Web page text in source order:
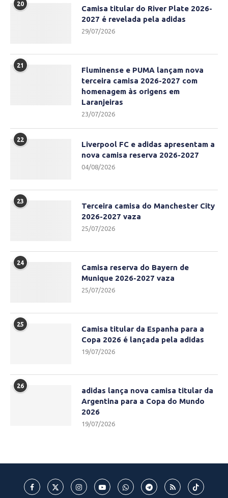
20
Camisa titular do River Plate 2026-
2027 é revelada pela adidas
29/07/2026
21
Fluminense e PUMA lançam nova
terceira camisa 2026-2027 com
homenagem às origens em
Laranjeiras
23/07/2026
22
Liverpool FC e adidas apresentam a
nova camisa reserva 2026-2027
04/08/2026
23
Terceira camisa do Manchester City
2026-2027 vaza
25/07/2026
24
Camisa reserva do Bayern de
Munique 2026-2027 vaza
25/07/2026
25
Camisa titular da Espanha para a
Copa 2026 é lançada pela adidas
19/07/2026
26
adidas lança nova camisa titular da
Argentina para a Copa do Mundo
2026
19/07/2026